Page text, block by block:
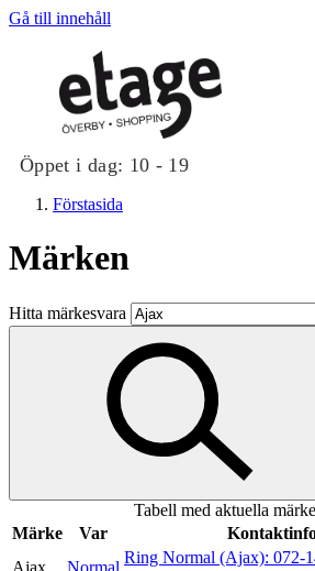
Gå till innehåll
Öppet i dag: 10 - 19
Butiker
Mat och dryck
Evenemang
Erbjudanden
Inspiration
Förstasida
Märken
Hitta märkesvara
Tabell med aktuella
Märke
Var
Ajax
Normal
Ring Normal (Ajax): 072-